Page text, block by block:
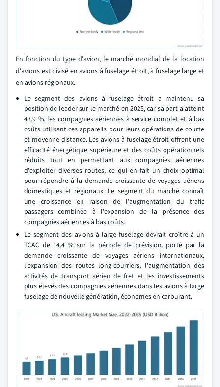
En fonction du type d'avion, le marché mondial de la location
d'avions est divisé en avions à fuselage étroit, à fuselage large et
en avions régionaux.
Le segment des avions à fuselage étroit a maintenu sa
position de leader sur le marché en 2025, car sa part a atteint
43,9 %, les compagnies aériennes à service complet et à bas
coûts utilisant ces appareils pour leurs opérations de courte
et moyenne distance. Les avions à fuselage étroit offrent une
efficacité énergétique supérieure et des coûts opérationnels
réduits tout en permettant aux compagnies aériennes
d'exploiter diverses routes, ce qui en fait un choix optimal
pour répondre à la demande croissante de voyages aériens
domestiques et régionaux. Le segment du marché connaît
une croissance en raison de l'augmentation du trafic
passagers combinée à l'expansion de la présence des
compagnies aériennes à bas coûts.
Le segment des avions à large fuselage devrait croître à un
TCAC de 14,4 % sur la période de prévision, porté par la
demande croissante de voyages aériens internationaux,
l'expansion des routes long-courriers, l'augmentation des
activités de transport aérien de fret et les investissements
plus élevés des compagnies aériennes dans les avions à large
fuselage de nouvelle génération, économes en carburant.